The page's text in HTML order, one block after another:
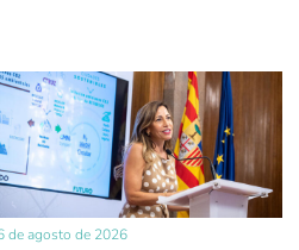
de agosto de 2026